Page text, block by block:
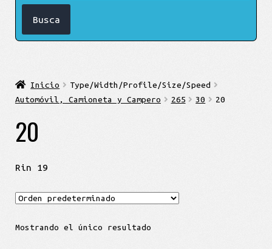
Inicio
Type/Width/Profile/Size/Speed
Automóvil, Camioneta y Campero
265 30 20
20
Rin 19
Mostrando el único resultado